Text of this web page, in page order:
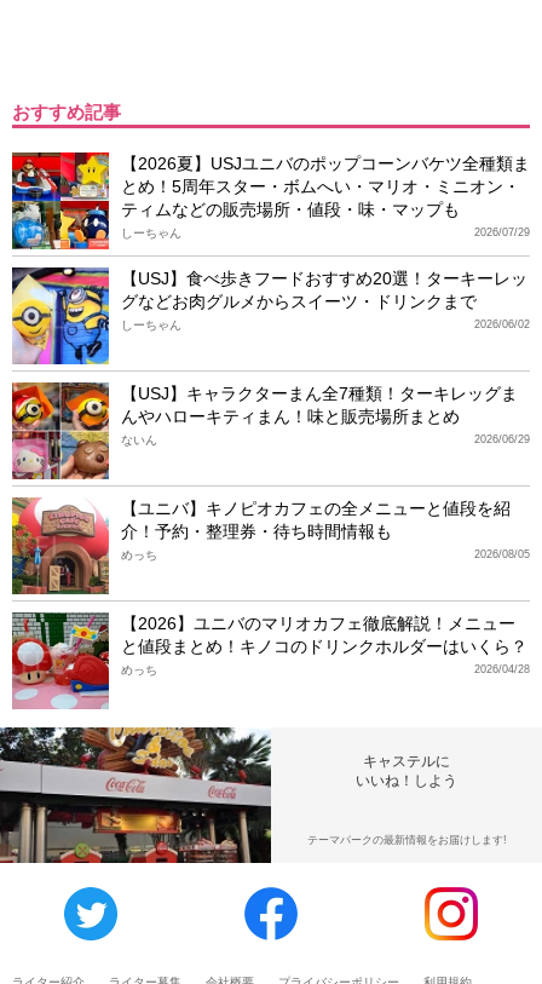
おすすめ記事
【2026夏】USJユニバのポップコーンバケツ全種類ま
とめ！5周年スター・ボムへい・マリオ・ミニオン・
ティムなどの販売場所・値段・味・マップも
2026/07/29
しーちゃん
【USJ】食べ歩きフードおすすめ20選！ターキーレッ
グなどお肉グルメからスイーツ・ドリンクまで
2026/06/02
しーちゃん
【USJ】キャラクターまん全7種類！ターキレッグま
んやハローキティまん！味と販売場所まとめ
2026/06/29
ないん
【ユニバ】キノピオカフェの全メニューと値段を紹
介！予約・整理券・待ち時間情報も
2026/08/05
めっち
【2026】ユニバのマリオカフェ徹底解説！メニュー
と値段まとめ！キノコのドリンクホルダーはいくら？
2026/04/28
めっち
キャステルに
いいね！しよう
テーマパークの最新情報をお届けします!